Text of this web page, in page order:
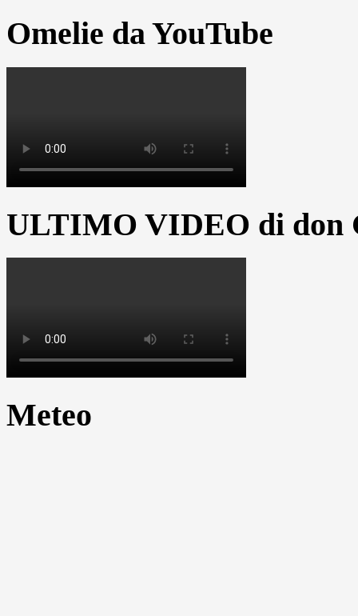
Omelie da YouTube
ULTIMO VIDEO di don
Meteo